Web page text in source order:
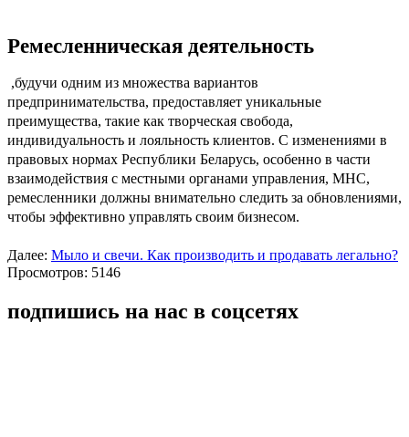
Ремесленническая деятельность
,будучи одним из множества вариантов
предпринимательства, предоставляет уникальные
преимущества, такие как творческая свобода,
индивидуальность и лояльность клиентов. С изменениями в
правовых нормах Республики Беларусь, особенно в части
взаимодействия с местными органами управления, МНС,
ремесленники должны внимательно следить за обновлениями,
чтобы эффективно управлять своим бизнесом.
Далее: Мыло и свечи. Как производить и продавать легально?
Просмотров: 5146
подпишись на нас в соцсетях